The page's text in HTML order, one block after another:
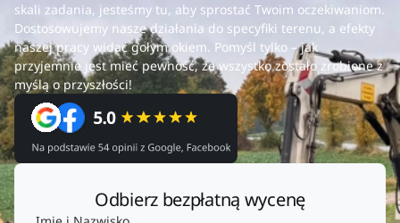
skali zadania, jesteśmy tu, aby sprostać Twoim oczekiwaniom.
Dostosowujemy nasze działania do specyfiki terenu, a efekty
naszej pracy widać gołym okiem. Pomyśl tylko – jak
przyjemnie jest mieć pewność, że wszystko zostało zrobione z
myślą o przyszłości!
Odbierz bezpłatną wycenę